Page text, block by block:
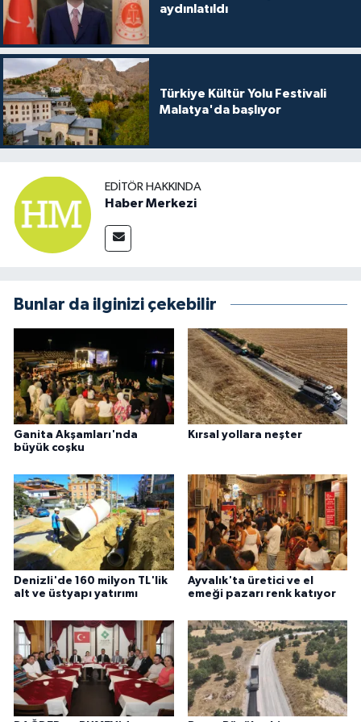
aydınlatıldı
Türkiye Kültür Yolu Festivali
Malatya'da başlıyor
EDITÖR HAKKINDA
Haber Merkezi
Bunlar da ilginizi çekebilir
Ganita Akşamları'nda
büyük coşku
Kırsal yollara neşter
Denizli'de 160 milyon TL'lik
alt ve üstyapı yatırımı
Ayvalık'ta üretici ve el
emeği pazarı renk katıyor